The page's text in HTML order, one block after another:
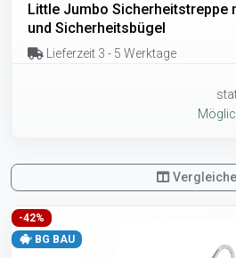
Little Jumbo
und Sicherheitsbügel
Lieferzeit 3 - 5 Werktage
-42%
BG BAU